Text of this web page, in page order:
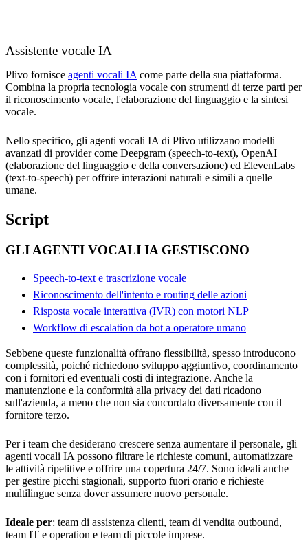
Assistente vocale IA
Plivo fornisce agenti vocali IA come parte della sua piattaforma.
Combina la propria tecnologia vocale con strumenti di terze parti per
il riconoscimento vocale, l'elaborazione del linguaggio e la sintesi
vocale.
Nello specifico, gli agenti vocali IA di Plivo utilizzano modelli
avanzati di provider come Deepgram (speech-to-text), OpenAI
(elaborazione del linguaggio e della conversazione) ed ElevenLabs
(text-to-speech) per offrire interazioni naturali e simili a quelle
umane.
Script
GLI AGENTI VOCALI IA GESTISCONO
Speech-to-text e trascrizione vocale
Riconoscimento dell'intento e routing delle azioni
Risposta vocale interattiva (IVR) con motori NLP
Workflow di escalation da bot a operatore umano
Sebbene queste funzionalità offrano flessibilità, spesso introducono
complessità, poiché richiedono sviluppo aggiuntivo, coordinamento
con i fornitori ed eventuali costi di integrazione. Anche la
manutenzione e la conformità alla privacy dei dati ricadono
sull'azienda, a meno che non sia concordato diversamente con il
fornitore terzo.
Per i team che desiderano crescere senza aumentare il personale, gli
agenti vocali IA possono filtrare le richieste comuni, automatizzare
le attività ripetitive e offrire una copertura 24/7. Sono ideali anche
per gestire picchi stagionali, supporto fuori orario e richieste
multilingue senza dover assumere nuovo personale.
Ideale per: team di assistenza clienti, team di vendita outbound,
team IT e operation e team di piccole imprese.